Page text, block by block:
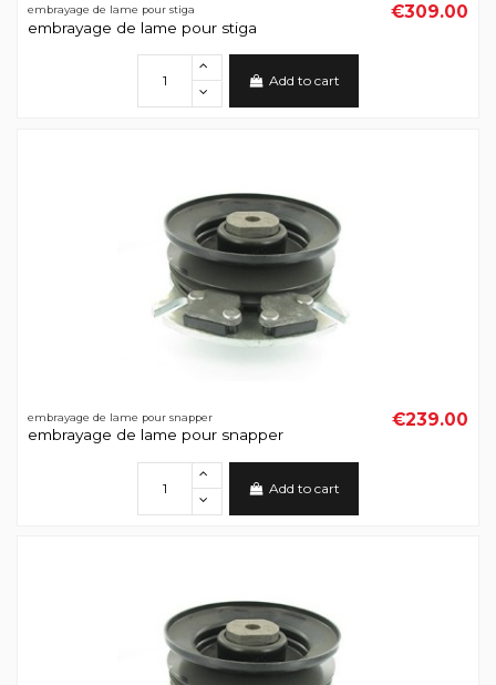
embrayage de lame pour stiga
embrayage de lame pour stiga
€309.00
Add to cart
embrayage de lame pour snapper
embrayage de lame pour snapper
€239.00
Add to cart